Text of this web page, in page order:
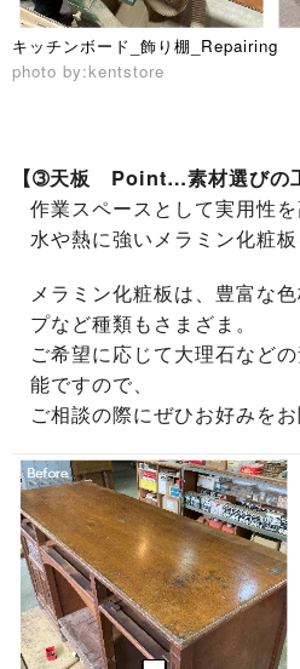
キッチンボード_飾り棚_Repairing
photo by:kentstore
【➂天板 Point…素材選びの
作業スペースとして実用性を
水や熱に強いメラミン化粧
メラミン化粧板は、豊富な
プなど種類もさまざま。
ご希望に応じて大理石など
能ですので、
ご相談の際にぜひお好みを